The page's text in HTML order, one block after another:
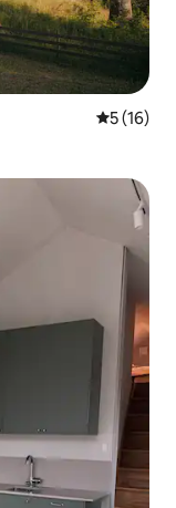
საშუალო
5 (16)